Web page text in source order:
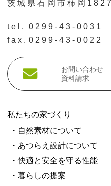
茨城県石岡市柿岡1827
tel.
0299-43-0031
fax. 0299-43-0022
お問い合わせ
資料請求
私たちの家づくり
・自然素材について
・あつらえ設計について
・快適と安全を守る性能
・暮らしの提案